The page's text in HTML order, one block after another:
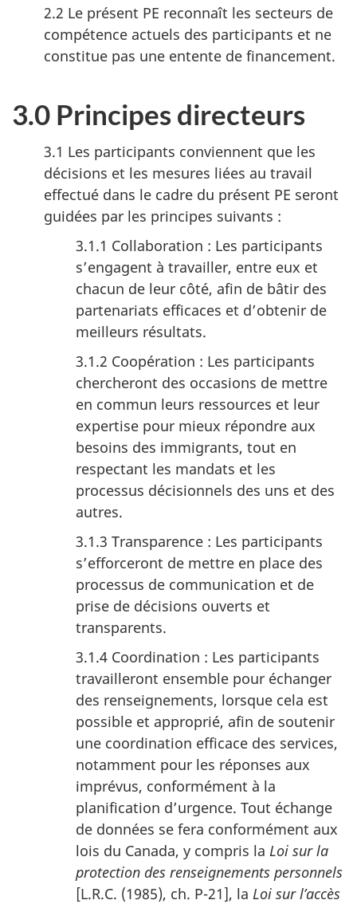
2.2 Le présent PE reconnaît les secteurs de
compétence actuels des participants et ne
constitue pas une entente de financement.
3.0 Principes directeurs
3.1 Les participants conviennent que les
décisions et les mesures liées au travail
effectué dans le cadre du présent PE seront
guidées par les principes suivants :
3.1.1 Collaboration : Les participants
s’engagent à travailler, entre eux et
chacun de leur côté, afin de bâtir des
partenariats efficaces et d’obtenir de
meilleurs résultats.
3.1.2 Coopération : Les participants
chercheront des occasions de mettre
en commun leurs ressources et leur
expertise pour mieux répondre aux
besoins des immigrants, tout en
respectant les mandats et les
processus décisionnels des uns et des
autres.
3.1.3 Transparence : Les participants
s’efforceront de mettre en place des
processus de communication et de
prise de décisions ouverts et
transparents.
3.1.4 Coordination : Les participants
travailleront ensemble pour échanger
des renseignements, lorsque cela est
possible et approprié, afin de soutenir
une coordination efficace des services,
notamment pour les réponses aux
imprévus, conformément à la
planification d’urgence. Tout échange
de données se fera conformément aux
lois du Canada, y compris la Loi sur la
protection des renseignements personnels
[L.R.C. (1985), ch. P-21], la Loi sur l’accès